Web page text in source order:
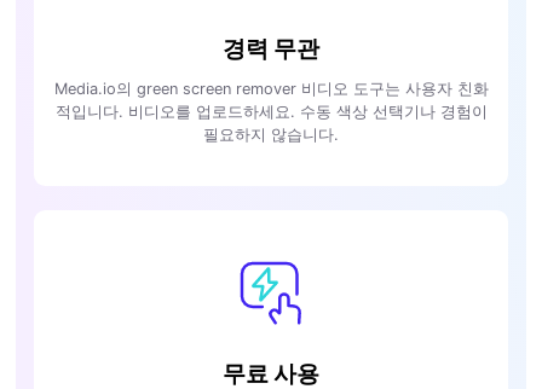
경력 무관
Media.io의 green screen remover 비디오 도구는 사용자 친화
적입니다. 비디오를 업로드하세요. 수동 색상 선택기나 경험이
필요하지 않습니다.
무료 사용